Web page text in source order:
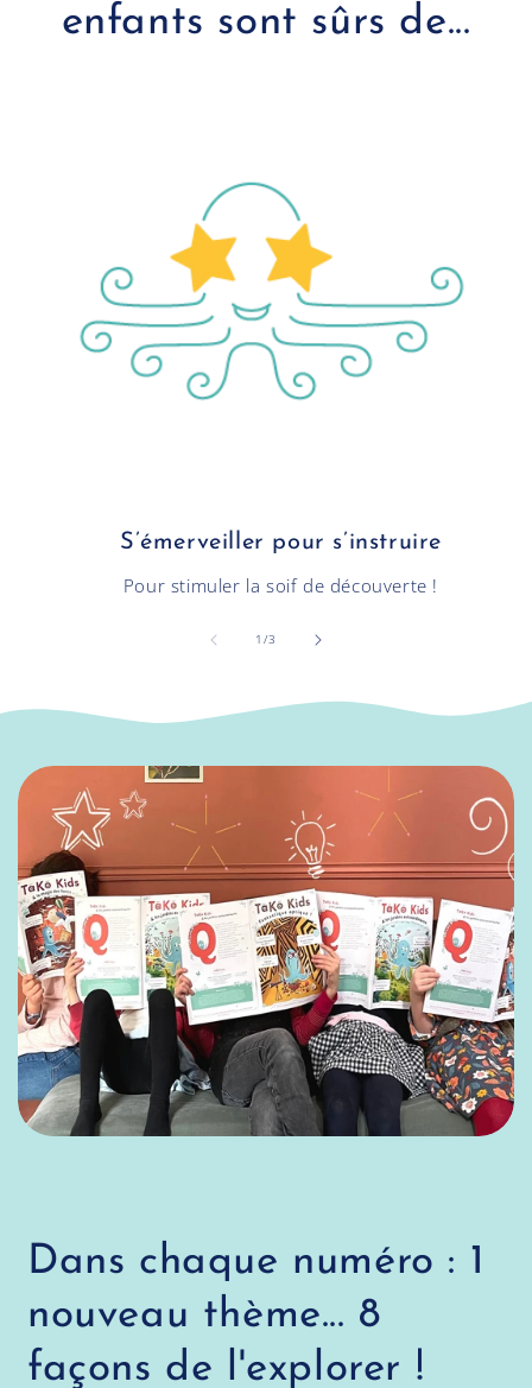
enfants sont sûrs de...
S’émerveiller pour s’instruire
Pour stimuler la soif de découverte !
1/de
3
Dans chaque numéro : 1
nouveau thème... 8
façons de l'explorer !